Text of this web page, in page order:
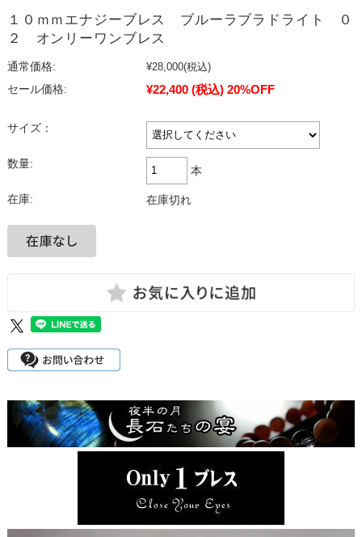
１０ｍｍエナジーブレス ブルーラブラドライト ０
２ オンリーワンブレス
通常価格: ¥28,000(税込)
セール価格:
¥22,400 (税込) 20%OFF
サイズ：
数量:
本
在庫: 在庫切れ